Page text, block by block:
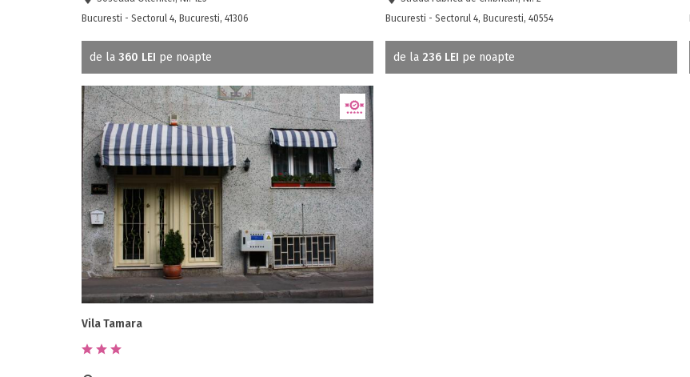
Bucuresti - Sectorul 4, Bucuresti, 41306
de la 360 LEI pe noapte
Bucuresti - Sectorul 4, Bucuresti, 40554
de la 236 LEI pe noapte
Vila Tamara